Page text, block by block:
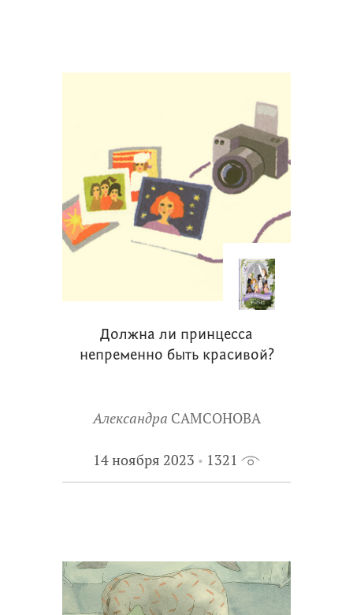
Должна ли принцесса
непременно быть красивой?
Александра САМСОНОВА
14 ноября 2023 1321